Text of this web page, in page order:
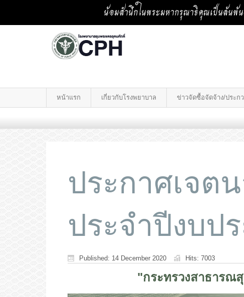
น้อมสำนึกในพระมหากรุณาธิคุณเป็นล้นพ้
หน้าแรก เกี่ยวกับโรงพยาบาล ข่าวจัดซื้อจัดจ้าง/ประก
ประกาศเจต
ประจำปีงบป
Published: 14 December 2020 Hits: 7003
"กระทรวงสาธารณ